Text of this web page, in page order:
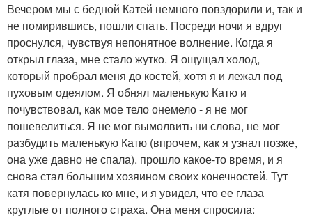
Вечером мы с бедной Катей немного повздорили и, так и
не помирившись, пошли спать. Посреди ночи я вдруг
проснулся, чувствуя непонятное волнение. Когда я
открыл глаза, мне стало жутко. Я ощущал холод,
который пробрал меня до костей, хотя я и лежал под
пуховым одеялом. Я обнял маленькую Катю и
почувствовал, как мое тело онемело - я не мог
пошевелиться. Я не мог вымолвить ни слова, не мог
разбудить маленькую Катю (впрочем, как я узнал позже,
она уже давно не спала). прошло какое-то время, и я
снова стал большим хозяином своих конечностей. Тут
катя повернулась ко мне, и я увидел, что ее глаза
круглые от полного страха. Она меня спросила: